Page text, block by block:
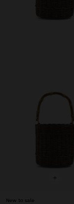
+
New to sale